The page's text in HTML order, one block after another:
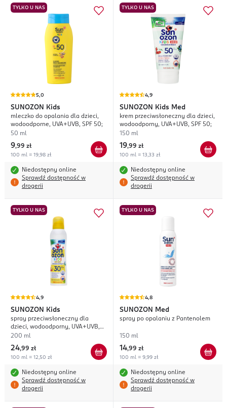
TYLKO U NAS
5,0
SUNOZON Kids
mleczko do opalania dla dzieci,
wodoodporne, UVA+UVB, SPF 50;
50 ml
9,99 zł
100 ml = 19,98 zł
Niedostępny online
Sprawdź dostępność w
drogerii
TYLKO U NAS
4,9
SUNOZON Kids Med
krem przeciwsłoneczny dla dzieci,
wodoodporny, UVA+UVB, SPF 50;
150 ml
19,99 zł
100 ml = 13,33 zł
Niedostępny online
Sprawdź dostępność w
drogerii
TYLKO U NAS
4,9
SUNOZON Kids
spray przeciwsłoneczny dla
dzieci, wodoodporny, UVA+UVB,
SPF 30;
200 ml
24,99 zł
100 ml = 12,50 zł
Niedostępny online
Sprawdź dostępność w
drogerii
TYLKO U NAS
4,8
SUNOZON Med
spray po opalaniu z Pantenolem
150 ml
14,99 zł
100 ml = 9,99 zł
Niedostępny online
Sprawdź dostępność w
drogerii